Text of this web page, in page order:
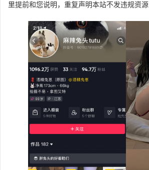
里提前和您说明，重复声明本站不发违规资源